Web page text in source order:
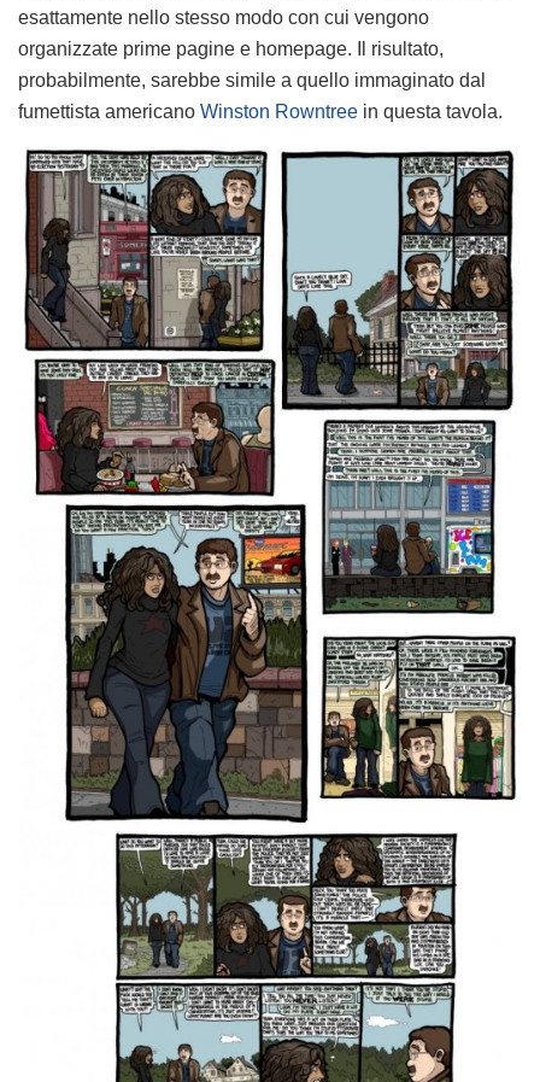
esattamente nello stesso modo con cui vengono
organizzate prime pagine e homepage. Il risultato,
probabilmente, sarebbe simile a quello immaginato dal
fumettista americano Winston Rowntree in questa tavola.